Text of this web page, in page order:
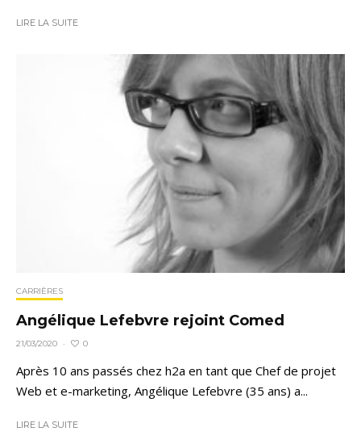
LIRE LA SUITE
CARRIÈRES
Angélique Lefebvre rejoint Comed
21/03/2020 · 0
Après 10 ans passés chez h2a en tant que Chef de projet
Web et e-marketing, Angélique Lefebvre (35 ans) a...
LIRE LA SUITE